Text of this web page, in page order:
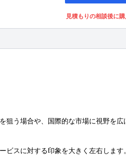
見積もりの相談後に
狙う場合や、国際的な市場に視野を広
ビスに対する印象を大きく左右します